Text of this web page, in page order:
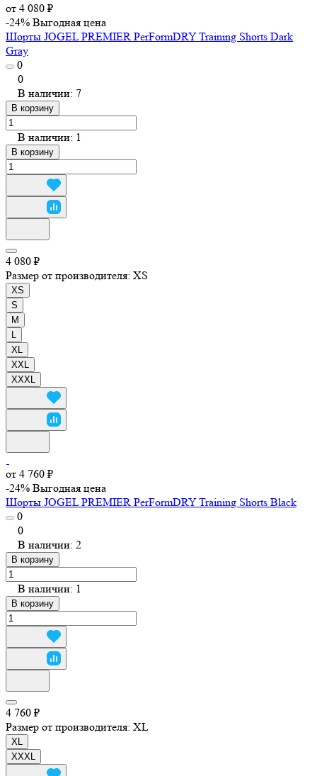
от 4 080 ₽
-24% Выгодная цена
Шорты JOGEL PREMIER PerFormDRY Training Shorts Dark
Gray
0
0
В наличии: 7
В корзину
В наличии: 1
В корзину
4 080 ₽
Размер от производителя: XS
XS
S
M
XL
XXL
XXXL
от 4 760 ₽
-24% Выгодная цена
Шорты JOGEL PREMIER PerFormDRY Training Shorts Black
0
0
В наличии: 2
В корзину
В наличии: 1
В корзину
4 760 ₽
Размер от производителя: XL
XL
XXXL